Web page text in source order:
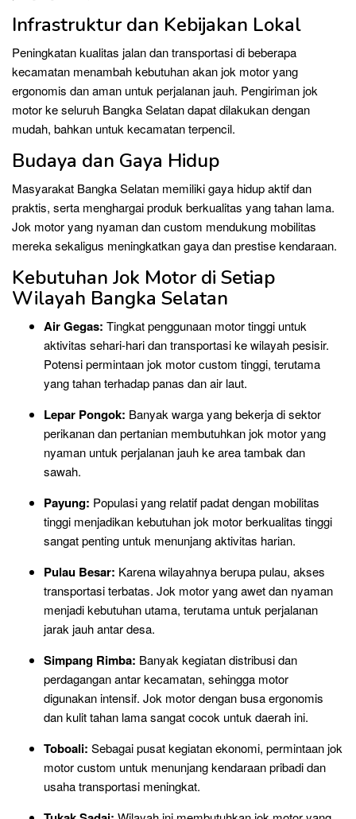
Infrastruktur dan Kebijakan Lokal
Peningkatan kualitas jalan dan transportasi di beberapa
kecamatan menambah kebutuhan akan jok motor yang
ergonomis dan aman untuk perjalanan jauh. Pengiriman jok
motor ke seluruh Bangka Selatan dapat dilakukan dengan
mudah, bahkan untuk kecamatan terpencil.
Budaya dan Gaya Hidup
Masyarakat Bangka Selatan memiliki gaya hidup aktif dan
praktis, serta menghargai produk berkualitas yang tahan lama.
Jok motor yang nyaman dan custom mendukung mobilitas
mereka sekaligus meningkatkan gaya dan prestise kendaraan.
Kebutuhan Jok Motor di Setiap
Wilayah Bangka Selatan
Air Gegas: Tingkat penggunaan motor tinggi untuk
aktivitas sehari-hari dan transportasi ke wilayah pesisir.
Potensi permintaan jok motor custom tinggi, terutama
yang tahan terhadap panas dan air laut.
Lepar Pongok: Banyak warga yang bekerja di sektor
perikanan dan pertanian membutuhkan jok motor yang
nyaman untuk perjalanan jauh ke area tambak dan
sawah.
Payung: Populasi yang relatif padat dengan mobilitas
tinggi menjadikan kebutuhan jok motor berkualitas tinggi
sangat penting untuk menunjang aktivitas harian.
Pulau Besar: Karena wilayahnya berupa pulau, akses
transportasi terbatas. Jok motor yang awet dan nyaman
menjadi kebutuhan utama, terutama untuk perjalanan
jarak jauh antar desa.
Simpang Rimba: Banyak kegiatan distribusi dan
perdagangan antar kecamatan, sehingga motor
digunakan intensif. Jok motor dengan busa ergonomis
dan kulit tahan lama sangat cocok untuk daerah ini.
Toboali: Sebagai pusat kegiatan ekonomi, permintaan jok
motor custom untuk menunjang kendaraan pribadi dan
usaha transportasi meningkat.